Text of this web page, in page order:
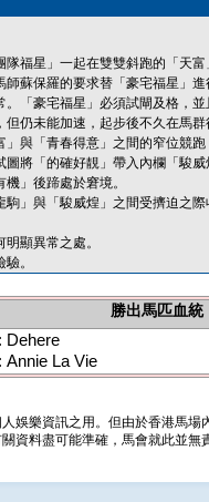
隊福星」一起在雙雙斜跑的「天
蘇保羅的要求替「豪宅福星」
「豪宅福星」必須試閘及格，
但仍未能加速，起步後不久在馬
與「青春得意」之間的窄位競
將「的確好靚」帶入內欄「駿
」後蹄處於窘境。
」與「駿威煌」之間受擠迫之
顯異常之處。
。
勝出馬匹血統
Dehere
Annie La Vie
娛樂資訊之用。但由於香港馬
資料盡可能準確，馬會就此並